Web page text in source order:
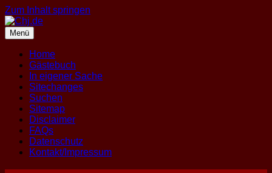
Zum Inhalt springen
Menü
Home
Gästebuch
In eigener Sache
Sitechanges
Suchen
Sitemap
Disclaimer
FAQs
Datenschutz
Kontakt/Impressum